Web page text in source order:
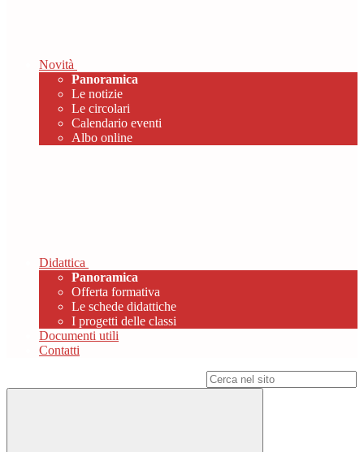
Novità
Panoramica
Le notizie
Le circolari
Calendario eventi
Albo online
Didattica
Panoramica
Offerta formativa
Le schede didattiche
I progetti delle classi
Documenti utili
Contatti